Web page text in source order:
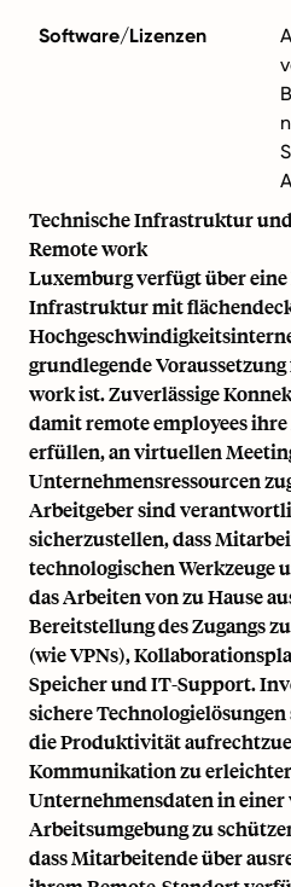
Software/Lizenzen
Technische Infrastruktur
Remote work
Luxemburg verfügt über
Infrastruktur mit
grundlegende
work ist. Zuverlässige
damit remote employees
erfüllen, an virtuellen
Unternehmensressourcen
Arbeitgeber sind
sicherzustellen, dass
technologischen Werkzeuge
das Arbeiten von zu Hause
Bereitstellung des Zugangs
(wie VPNs),
Speicher und IT-Support.
sichere
die Produktivität
Kommunikation zu
Unternehmensdaten in
Arbeitsumgebung zu
dass Mitarbeitende über